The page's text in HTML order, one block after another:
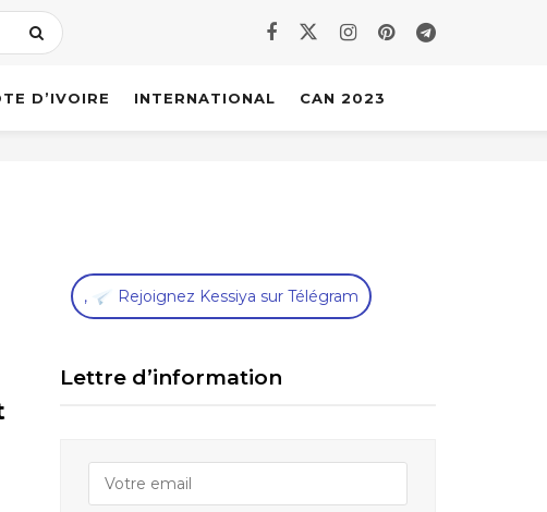
D’IVOIRE INTERNATIONAL CAN 2023
, Rejoignez Kessiya sur Télégram
Lettre d’information